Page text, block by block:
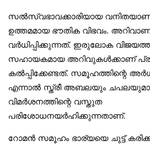
സൽസ്വഭാവക്കാരിയായ
ഉത്തമമായ ഭൗതിക വിഭവം. അറിവാണ്
വർധിപ്പിക്കുന്നത്. ഇരുലോക
സഹായകമായ അറിവുകൾക്കാണ്
കൽപ്പിക്കേണ്ടത്. സമൂഹത്തിന്റെ
എന്നാൽ സ്ത്രീ അബലയും
വിമർശനത്തിന്റെ വസ്തുത
പരിശോധനയർഹിക്കുന്നതാണ്.
റോമൻ സമൂഹം ഭാര്യയെ ചുട്ട്